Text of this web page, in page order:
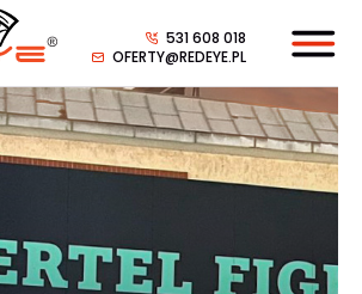
531 608 018
OFERTY@REDEYE.PL